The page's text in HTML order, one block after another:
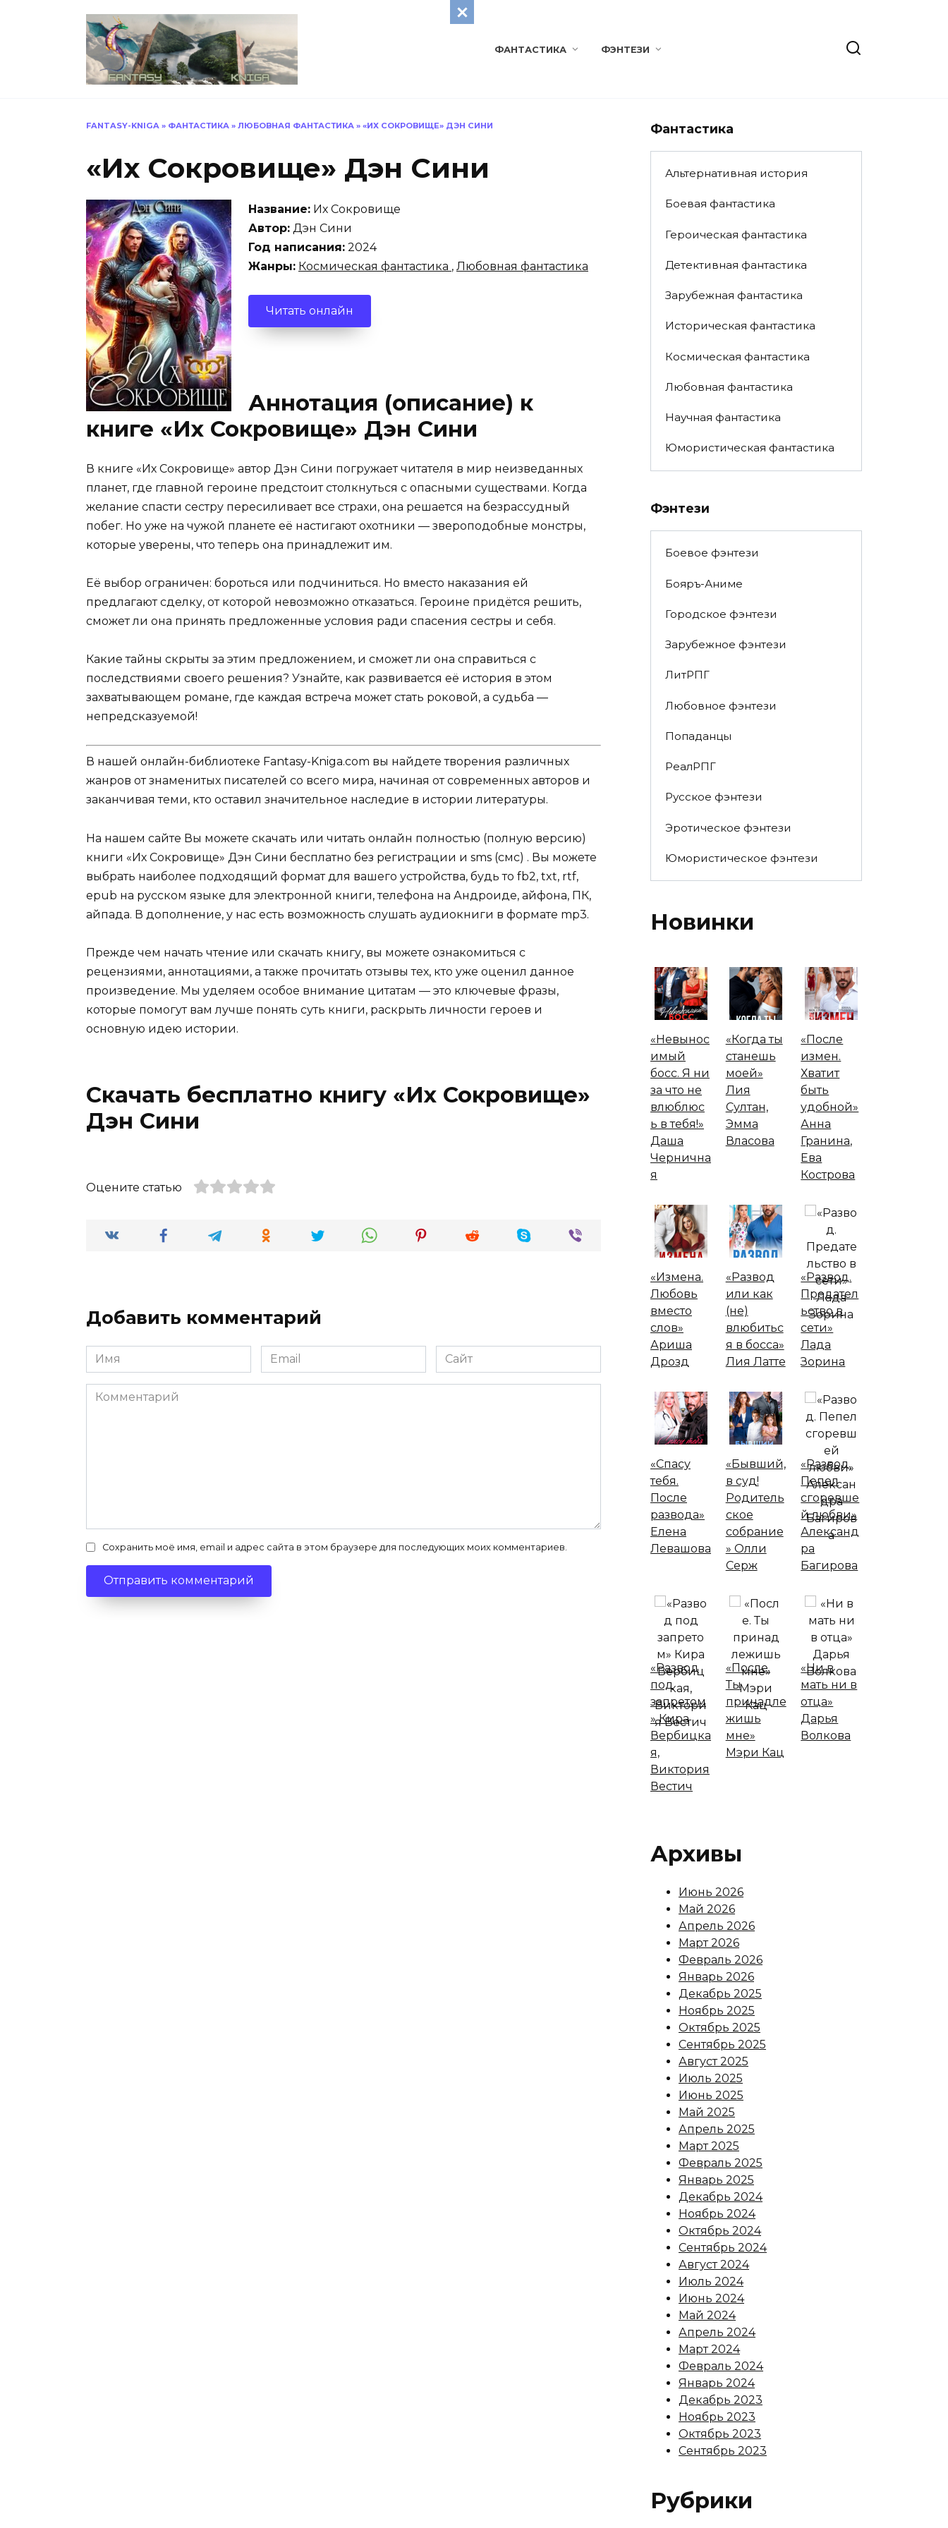
ФАНТАСТИКА ФЭНТЕЗИ
FANTASY-KNIGA » ФАНТАСТИКА » ЛЮБОВНАЯ ФАНТАСТИКА » «ИХ СОКРОВИЩЕ» ДЭН СИНИ
«Их Сокровище» Дэн Сини
Название: Их Сокровище
Автор: Дэн Сини
Год написания: 2024
Жанры: Космическая фантастика , Любовная фантастика
Читать онлайн
Аннотация (описание) к
книге «Их Сокровище» Дэн Сини
В книге «Их Сокровище» автор Дэн Сини погружает читателя в мир неизведанных
планет, где главной героине предстоит столкнуться с опасными существами. Когда
желание спасти сестру пересиливает все страхи, она решается на безрассудный
побег. Но уже на чужой планете её настигают охотники — звероподобные монстры,
которые уверены, что теперь она принадлежит им.
Её выбор ограничен: бороться или подчиниться. Но вместо наказания ей
предлагают сделку, от которой невозможно отказаться. Героине придётся решить,
сможет ли она принять предложенные условия ради спасения сестры и себя.
Какие тайны скрыты за этим предложением, и сможет ли она справиться с
последствиями своего решения? Узнайте, как развивается её история в этом
захватывающем романе, где каждая встреча может стать роковой, а судьба —
непредсказуемой!
В нашей онлайн-библиотеке Fantasy-Kniga.com вы найдете творения различных
жанров от знаменитых писателей со всего мира, начиная от современных авторов и
заканчивая теми, кто оставил значительное наследие в истории литературы.
На нашем сайте Вы можете скачать или читать онлайн полностью (полную версию)
книги «Их Сокровище» Дэн Сини бесплатно без регистрации и sms (смс) . Вы можете
выбрать наиболее подходящий формат для вашего устройства, будь то fb2, txt, rtf,
epub на русском языке для электронной книги, телефона на Андроиде, айфона, ПК,
айпада. В дополнение, у нас есть возможность слушать аудиокниги в формате mp3.
Прежде чем начать чтение или скачать книгу, вы можете ознакомиться с
рецензиями, аннотациями, а также прочитать отзывы тех, кто уже оценил данное
произведение. Мы уделяем особое внимание цитатам — это ключевые фразы,
которые помогут вам лучше понять суть книги, раскрыть личности героев и
основную идею истории.
Скачать бесплатно книгу «Их Сокровище»
Дэн Сини
Оцените статью
Добавить комментарий
Имя
*
Email
*
Сайт
Комментарий
Сохранить моё имя, email и адрес сайта в этом браузере для последующих моих комментариев.
Фантастика
Альтернативная история
Боевая фантастика
Героическая фантастика
Детективная фантастика
Зарубежная фантастика
Историческая фантастика
Космическая фантастика
Любовная фантастика
Научная фантастика
Юмористическая фантастика
Фэнтези
Боевое фэнтези
Бояръ-Аниме
Городское фэнтези
Зарубежное фэнтези
ЛитРПГ
Любовное фэнтези
Попаданцы
РеалРПГ
Русское фэнтези
Эротическое фэнтези
Юмористическое фэнтези
Новинки
«Невынос
имый
босс. Я ни
за что не
влюблюс
ь в тебя!»
Даша
Чернична
я
«Когда ты
станешь
моей»
Лия
Султан,
Эмма
Власова
«После
измен.
Хватит
быть
удобной»
Анна
Гранина,
Ева
Кострова
«Измена.
Любовь
вместо
слов»
Ариша
Дрозд
«Развод
или как
(не)
влюбитьс
я в босса»
Лия Латте
«Развод.
Предател
ьство в
сети»
Лада
Зорина
«Спасу
тебя.
После
развода»
Елена
Левашова
«Бывший,
в суд!
Родитель
ское
собрание
» Олли
Серж
«Развод.
Пепел
сгоревше
й любви»
Александ
ра
Багирова
«Развод
под
запретом
» Кира
Вербицка
я,
Виктория
Вестич
«После.
Ты
принадле
жишь
мне»
Мэри Кац
«Ни в
мать ни в
отца»
Дарья
Волкова
Архивы
Июнь 2026
Май 2026
Апрель 2026
Март 2026
Февраль 2026
Январь 2026
Декабрь 2025
Ноябрь 2025
Октябрь 2025
Сентябрь 2025
Август 2025
Июль 2025
Июнь 2025
Май 2025
Апрель 2025
Март 2025
Февраль 2025
Январь 2025
Декабрь 2024
Ноябрь 2024
Октябрь 2024
Сентябрь 2024
Август 2024
Июль 2024
Июнь 2024
Май 2024
Апрель 2024
Март 2024
Февраль 2024
Январь 2024
Декабрь 2023
Ноябрь 2023
Октябрь 2023
Сентябрь 2023
Рубрики